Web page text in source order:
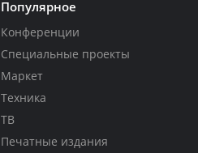
Популярное
Конференции
Специальные проекты
Маркет
Техника
ТВ
Печатные издания